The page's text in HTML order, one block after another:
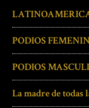
PODIOS
PODIOS
La madre de todas